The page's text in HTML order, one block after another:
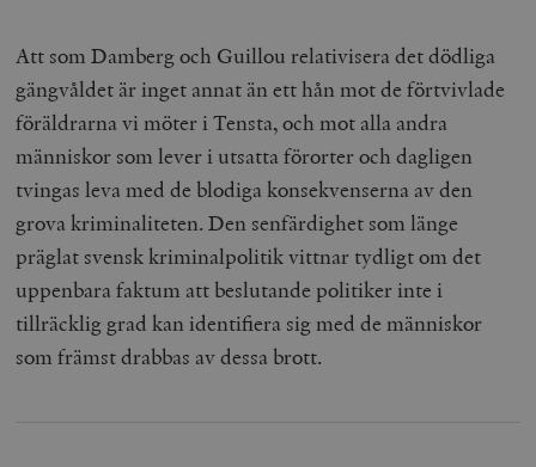
Att som Damberg och Guillou relativisera det dödliga
gängvåldet är inget annat än ett hån mot de förtvivlade
föräldrarna vi möter i Tensta, och mot alla andra
människor som lever i utsatta förorter och dagligen
tvingas leva med de blodiga konsekvenserna av den
grova kriminaliteten. Den senfärdighet som länge
präglat svensk kriminalpolitik vittnar tydligt om det
uppenbara faktum att beslutande politiker inte i
tillräcklig grad kan identifiera sig med de människor
som främst drabbas av dessa brott.